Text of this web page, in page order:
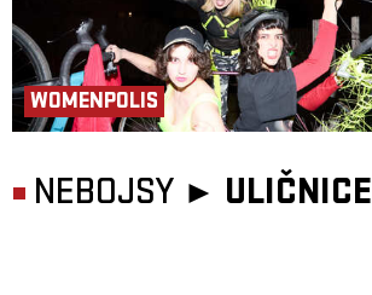
WOMENPOLIS
NEBOJSY ► ULIČNICE